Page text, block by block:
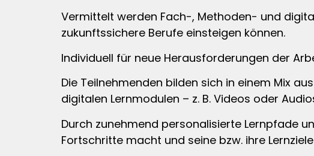
Vermittelt werden Fach-, Methoden- und
zukunftssichere Berufe einsteigen können.
Individuell für neue Herausforderungen der
Die Teilnehmenden bilden sich in einem Mix
digitalen Lernmodulen – z. B. Videos oder
Durch zunehmend personalisierte Lernpfade
Fortschritte macht und seine bzw. ihre